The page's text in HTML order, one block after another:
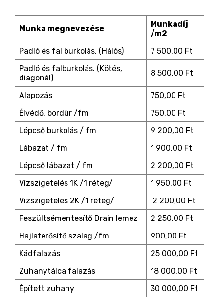
Munka megnevezése
Munkadíj
/m2
Padló és fal burkolás. (Hálós)
7 500,00 Ft
Padló és falburkolás. (Kötés,
diagonál)
8 500,00 Ft
Alapozás
750,00 Ft
Élvédő, bordür /fm
750,00 Ft
Lépcső burkolás / fm
9 200,00 Ft
Lábazat / fm
1 900,00 Ft
Lépcső lábazat / fm
2 200,00 Ft
Vízszigetelés 1K /1 réteg/
1 950,00 Ft
Vízszigetelés 2K /1 réteg/
2 200,00 Ft
Feszültsémentesítő Drain lemez
2 250,00 Ft
Hajlaterősítő szalag /fm
900,00 Ft
Kádfalazás
25 000,00 Ft
Zuhanytálca falazás
18 000,00 Ft
Épített zuhany
30 000,00 Ft